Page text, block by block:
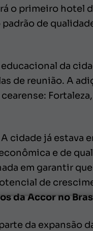
o primeiro hotel
de
da
de reunião. A
cidade já estava
e de
em garantir
de
da Accor no
da expansão